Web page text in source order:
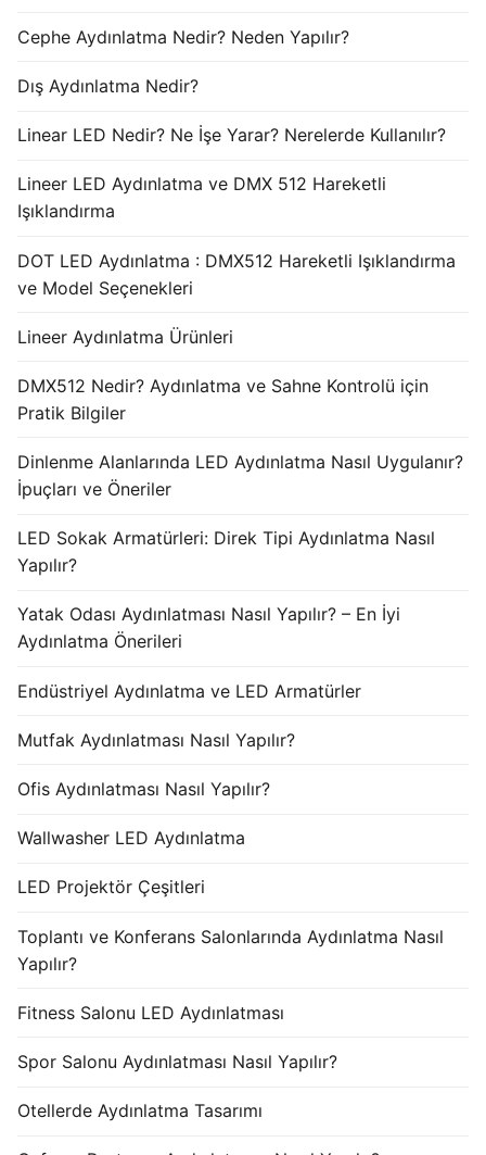
Cephe Aydınlatma Nedir? Neden Yapılır?
Dış Aydınlatma Nedir?
Linear LED Nedir? Ne İşe Yarar? Nerelerde Kullanılır?
Lineer LED Aydınlatma ve DMX 512 Hareketli
Işıklandırma
DOT LED Aydınlatma : DMX512 Hareketli Işıklandırma
ve Model Seçenekleri
Lineer Aydınlatma Ürünleri
DMX512 Nedir? Aydınlatma ve Sahne Kontrolü için
Pratik Bilgiler
Dinlenme Alanlarında LED Aydınlatma Nasıl Uygulanır?
İpuçları ve Öneriler
LED Sokak Armatürleri: Direk Tipi Aydınlatma Nasıl
Yapılır?
Yatak Odası Aydınlatması Nasıl Yapılır? – En İyi
Aydınlatma Önerileri
Endüstriyel Aydınlatma ve LED Armatürler
Mutfak Aydınlatması Nasıl Yapılır?
Ofis Aydınlatması Nasıl Yapılır?
Wallwasher LED Aydınlatma
LED Projektör Çeşitleri
Toplantı ve Konferans Salonlarında Aydınlatma Nasıl
Yapılır?
Fitness Salonu LED Aydınlatması
Spor Salonu Aydınlatması Nasıl Yapılır?
Otellerde Aydınlatma Tasarımı